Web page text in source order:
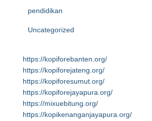
pendidikan
Uncategorized
https://kopiforebanten.org/
https://kopiforejateng.org/
https://kopiforesumut.org/
https://kopiforejayapura.org/
https://mixuebitung.org/
https://kopikenanganjayapura.org/